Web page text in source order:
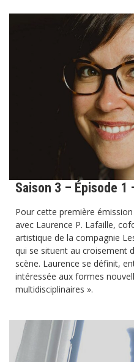
Saison 3 – Épisode 1
Pour cette première
avec Laurence P. Lafaille,
artistique de la compagnie
qui se situent au croisement
scène. Laurence se définit,
intéressée aux formes
multidisciplinaires ».